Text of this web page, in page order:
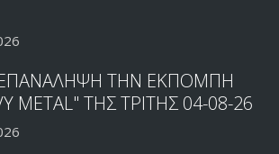
ΤΗΝ ΕΚΠΟΜΠΗ
METAL" ΤΗΣ ΤΡΙΤΗΣ 04-08-26